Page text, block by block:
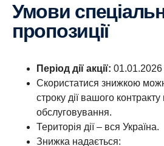
Умови спеціальної
пропозиції
Період дії акції:
Скористатися знижкою
строку дії вашого контракту
обслуговування.
Територія дії – вся Україна.
Знижка надається: